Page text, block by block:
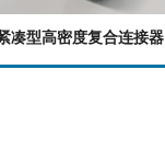
凑型高密度复合连接器